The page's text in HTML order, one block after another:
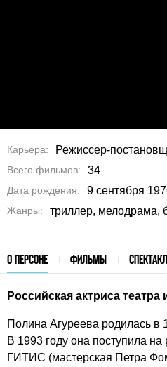
Карьера Режиссер-
Всего фильмов 34
Дата рождения 9 сентября
Жанры триллер, мелодрама,
О ПЕРСОНЕ ФИЛЬМЫ
Российская актриса театра
Полина Агуреева родилась в
В 1993 году она поступила на
ГИТИС (мастерская Петра